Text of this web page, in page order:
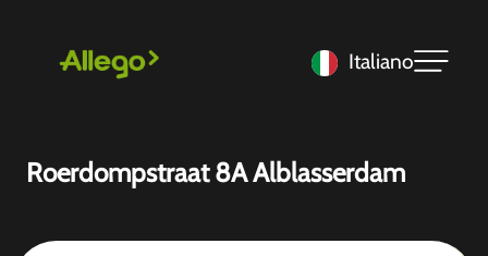
Italiano
Roerdompstraat 8A Alblasserdam